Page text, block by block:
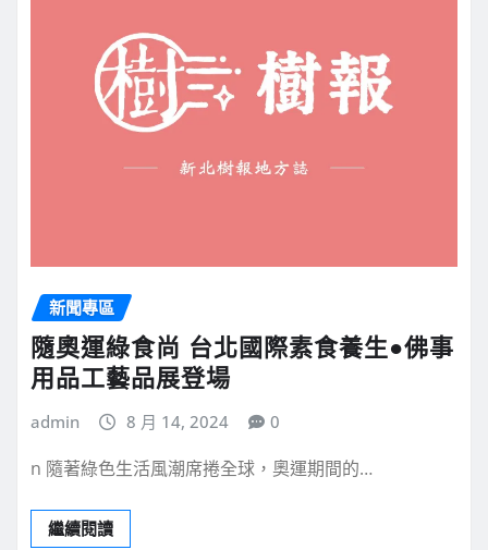
新聞專區
隨奧運綠食尚 台北國際素食養生●佛事
用品工藝品展登場
admin 8 月 14, 2024 0
n 隨著綠色生活風潮席捲全球，奧運期間的…
繼續閱讀